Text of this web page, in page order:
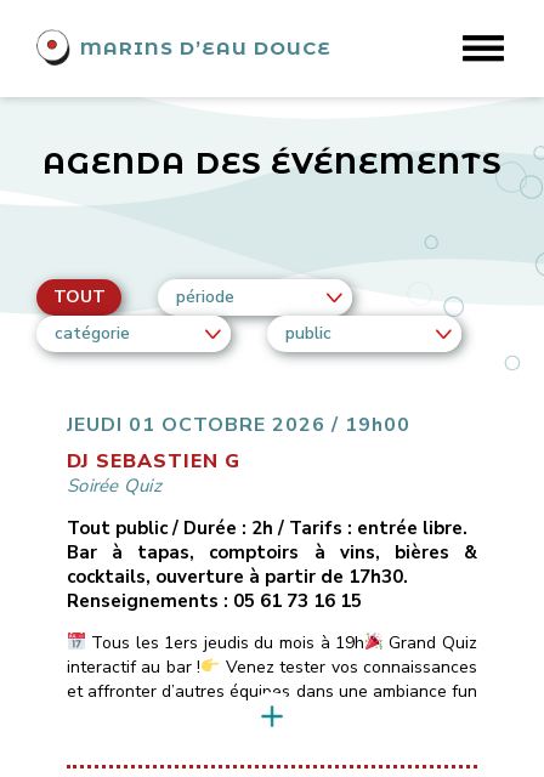
MARINS D’EAU DOUCE
AGENDA DES ÉVÉNEMENTS
TOUT
période
catégorie
public
JEUDI 01 OCTOBRE 2026 / 19h00
DJ SEBASTIEN G
Soirée Quiz
Tout public / Durée : 2h / Tarifs : entrée libre.
Bar à tapas, comptoirs à vins, bières &
cocktails, ouverture à partir de 17h30.
Renseignements : 05 61 73 16 15
Tous les 1ers jeudis du mois à 19h
Grand Quiz
interactif au bar !
Venez tester vos connaissances
et affronter d’autres équipes dans une ambiance fun
Quiz animé par DJ Sébastien avec
programme :Sessions de 20 min sur des thèmes